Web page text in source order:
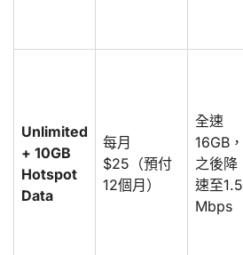
Unlimited
+ 10GB
Hotspot
Data
每月
$25（預付
12個月）
全速
16GB，
之後降
速至1.5
Mbps